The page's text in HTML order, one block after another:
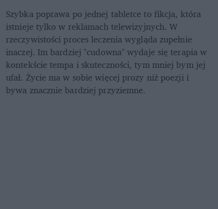
Szybka poprawa po jednej tabletce to fikcja, która
istnieje tylko w reklamach telewizyjnych. W
rzeczywistości proces leczenia wygląda zupełnie
inaczej. Im bardziej "cudowna" wydaje się terapia w
kontekście tempa i skuteczności, tym mniej bym jej
ufał. Życie ma w sobie więcej prozy niż poezji i
bywa znacznie bardziej przyziemne.